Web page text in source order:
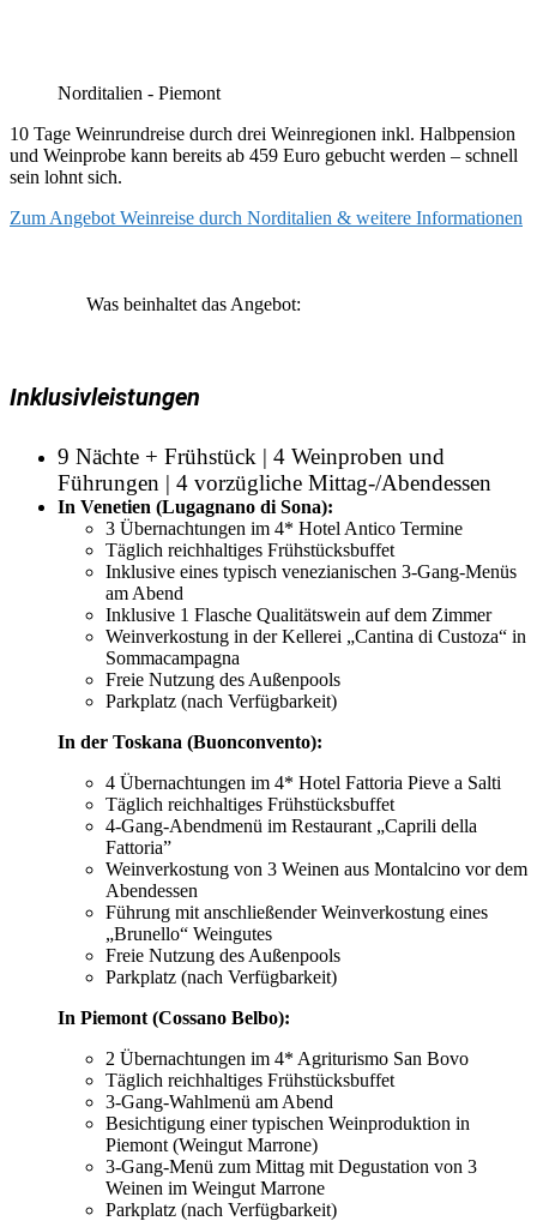
Norditalien - Piemont
10 Tage Weinrundreise durch drei Weinregionen inkl. Halbpension
und Weinprobe kann bereits ab 459 Euro gebucht werden – schnell
sein lohnt sich.
Zum Angebot Weinreise durch Norditalien & weitere Informationen
Was beinhaltet das Angebot:
Inklusivleistungen
9 Nächte + Frühstück | 4 Weinproben und
Führungen | 4 vorzügliche Mittag-/Abendessen
In Venetien (Lugagnano di Sona):
3 Übernachtungen im 4* Hotel Antico Termine
Täglich reichhaltiges Frühstücksbuffet
Inklusive eines typisch venezianischen 3-Gang-Menüs
am Abend
Inklusive 1 Flasche Qualitätswein auf dem Zimmer
Weinverkostung in der Kellerei „Cantina di Custoza“ in
Sommacampagna
Freie Nutzung des Außenpools
Parkplatz (nach Verfügbarkeit)
In der Toskana (Buonconvento):
4 Übernachtungen im 4* Hotel Fattoria Pieve a Salti
Täglich reichhaltiges Frühstücksbuffet
4-Gang-Abendmenü im Restaurant „Caprili della
Fattoria”
Weinverkostung von 3 Weinen aus Montalcino vor dem
Abendessen
Führung mit anschließender Weinverkostung eines
„Brunello“ Weingutes
Freie Nutzung des Außenpools
Parkplatz (nach Verfügbarkeit)
In Piemont (Cossano Belbo):
2 Übernachtungen im 4* Agriturismo San Bovo
Täglich reichhaltiges Frühstücksbuffet
3-Gang-Wahlmenü am Abend
Besichtigung einer typischen Weinproduktion in
Piemont (Weingut Marrone)
3-Gang-Menü zum Mittag mit Degustation von 3
Weinen im Weingut Marrone
Parkplatz (nach Verfügbarkeit)